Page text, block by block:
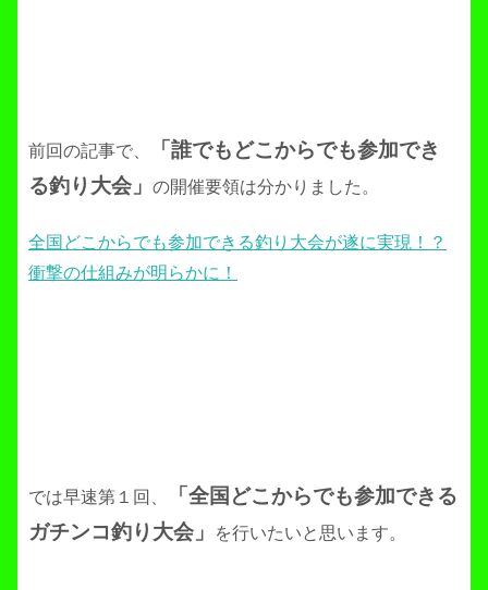
前回の記事で、
「誰でもどこからでも参加でき
る釣り大会」 の開催要領は分かりました。
全国どこからでも参加できる釣り大会が遂に実現！？
衝撃の仕組みが明らかに！
では早速第１回、
「全国どこからでも参加できる
ガチンコ釣り大会」
を行いたいと思います。